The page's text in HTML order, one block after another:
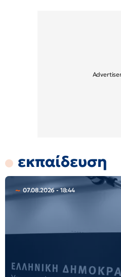
εκπαίδευση
07.08.2026 - 18:44